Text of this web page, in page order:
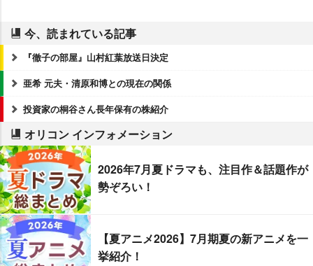
今、読まれている記事
『徹子の部屋』山村紅葉放送日決定
亜希 元夫・清原和博との現在の関係
投資家の桐谷さん長年保有の株紹介
オリコン インフォメーション
2026年7月夏ドラマも、注目作＆話題作が
勢ぞろい！
【夏アニメ2026】7月期夏の新アニメを一
挙紹介！